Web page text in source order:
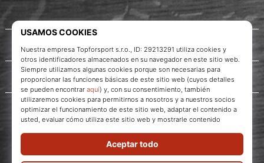
Acerca de nosotros
Servicio al cliente